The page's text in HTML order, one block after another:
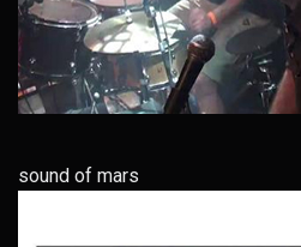
sound of mars